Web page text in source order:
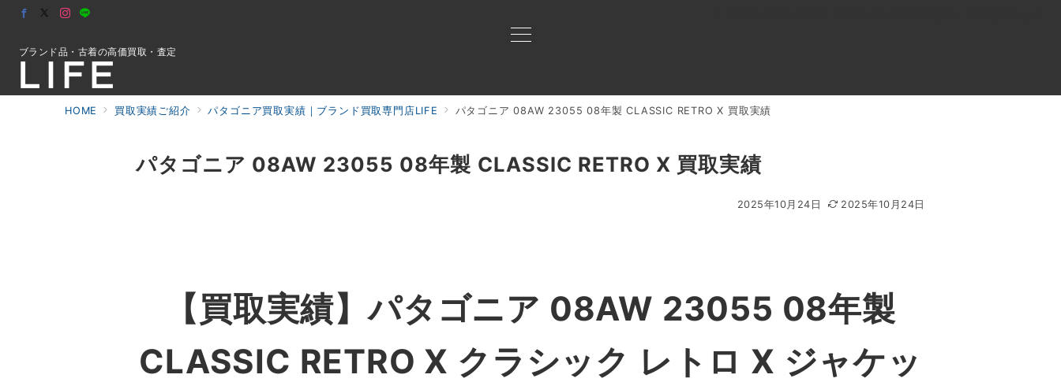
ブランド品・古着の高価買取・査定
HOME 買取実績ご紹介 パタゴニア買取実績｜ブランド買取専門店LIFE パタゴニア 08AW 23055 08年製 CLASSIC RETRO X 買取実績
パタゴニア 08AW 23055 08年製 CLASSIC RETRO X 買取実績
2025年10月24日 2025年10月24日
【買取実績】パタゴニア 08AW 23055 08年製
CLASSIC RETRO X クラシック レトロ X ジャケッ